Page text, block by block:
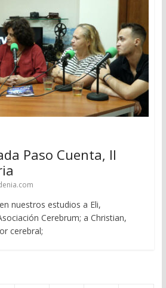
Paso Cuenta, II
nuestros estudios a Eli,
Cerebrum; a Christian,
cerebral;